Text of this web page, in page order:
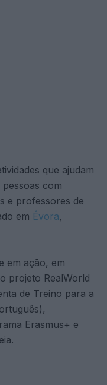
que ajudam
com
e professores de
em Évora,
em ação, em
projeto RealWorld
de Treino para a
Erasmus+ e